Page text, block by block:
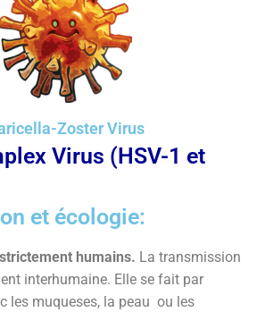
Zoster Virus
Virus (HSV-1 et
et écologie:
strictement humains. La transmission
interhumaine. Elle se fait par
les muqueses, la peau ou les